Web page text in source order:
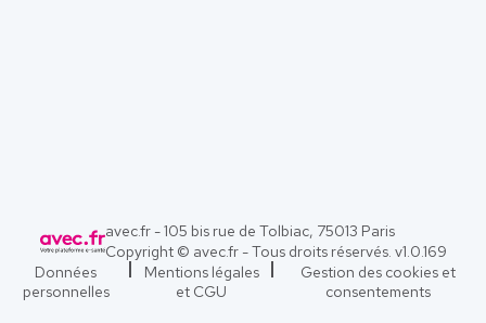
avec.fr - 105 bis rue de Tolbiac, 75013 Paris
Copyright © avec.fr - Tous droits réservés. v1.0.169
Données
personnelles
Mentions légales
et CGU
Gestion des cookies et
consentements